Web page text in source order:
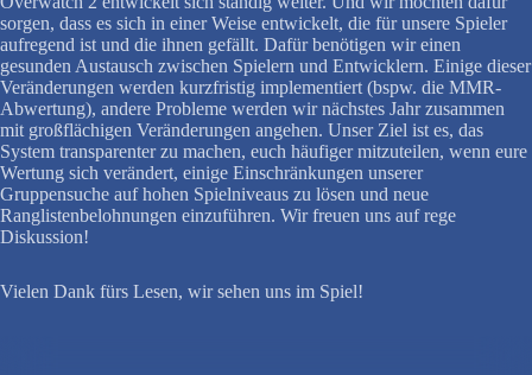
sorgen, dass es sich in einer Weise entwickelt, die für unsere Spieler
aufregend ist und die ihnen gefällt. Dafür benötigen wir einen
gesunden Austausch zwischen Spielern und Entwicklern. Einige dieser
Veränderungen werden kurzfristig implementiert (bspw. die MMR-
Abwertung), andere Probleme werden wir nächstes Jahr zusammen
mit großflächigen Veränderungen angehen. Unser Ziel ist es, das
System transparenter zu machen, euch häufiger mitzuteilen, wenn eure
Wertung sich verändert, einige Einschränkungen unserer
Gruppensuche auf hohen Spielniveaus zu lösen und neue
Ranglistenbelohnungen einzuführen. Wir freuen uns auf rege
Diskussion!
Vielen Dank fürs Lesen, wir sehen uns im Spiel!